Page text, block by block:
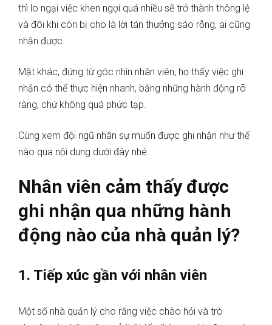
thì lo ngại việc khen ngợi quá nhiều sẽ trở thành thông lệ
và đôi khi còn bị cho là lời tán thưởng sáo rỗng, ai cũng
nhận được.
Mặt khác, đứng từ góc nhìn nhân viên, họ thấy việc ghi
nhận có thể thực hiện nhanh, bằng những hành động rõ
ràng, chứ không quá phức tạp.
Cùng xem đội ngũ nhân sự muốn được ghi nhận như thế
nào qua nội dung dưới đây nhé.
Nhân viên cảm thấy được
ghi nhận qua những hành
động nào của nhà quản lý?
1. Tiếp xúc gần với nhân viên
Một số nhà quản lý cho rằng việc chào hỏi và trò